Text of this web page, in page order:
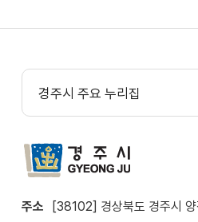
경주시 주요 누리집
주소
[38102] 경상북도 경주시